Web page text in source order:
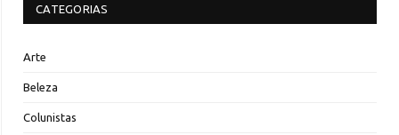
CATEGORIAS
Arte
Beleza
Colunistas